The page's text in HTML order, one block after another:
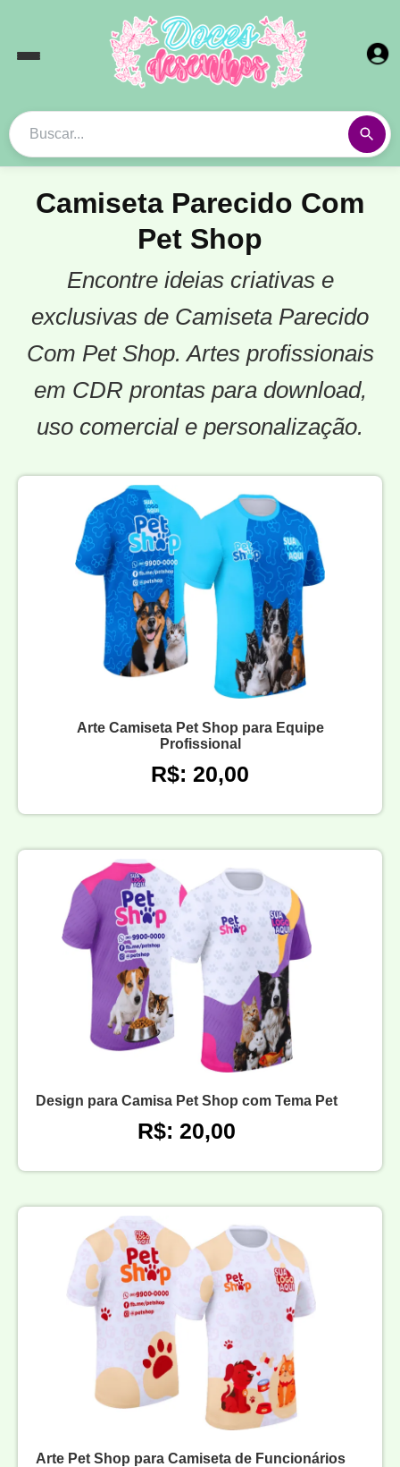
Camiseta Parecido Com
Pet Shop
Encontre ideias criativas e
exclusivas de Camiseta Parecido
Com Pet Shop. Artes profissionais
em CDR prontas para download,
uso comercial e personalização.
Arte Camiseta Pet Shop para Equipe
Profissional
R$: 20,00
Design para Camisa Pet Shop com Tema Pet
R$: 20,00
Arte Pet Shop para Camiseta de Funcionários